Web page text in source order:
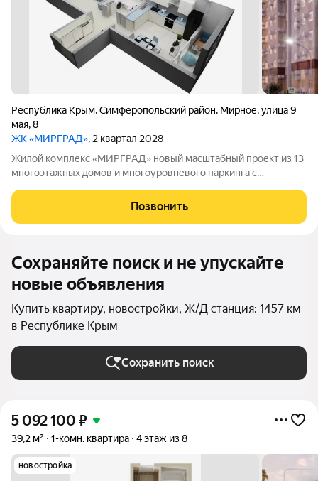
Республика Крым,Симферопольский район, Мирное,улица 9
мая,8
ЖК «МИРГРАД», 2 квартал 2028
Жилой комплекс «МИРГРАД» новый масштабный проект из 13
многоэтажных домов и многоуровневого паркинга с
спутников столицы Крыма. Населенный пункт расположен в
живописной локации на северо-западе
Позвонить
Сохраняйте поиск и не упускайте
новые объявления
Купить квартиру, новостройки, Ж/Д станция: 1457 км
в Республике Крым
Сохранить поиск
5 092 100 ₽
39,2 м² 1-комн. квартира 4 этаж из 8
новостройка